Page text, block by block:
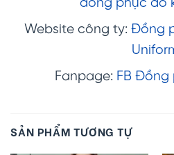
đồng phục áo
Website công ty: Đồng
Fanpage: FB Đồng
SẢN PHẨM TƯƠNG TỰ